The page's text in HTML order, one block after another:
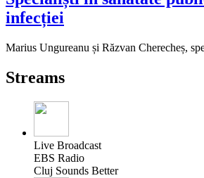
infecției
Marius Ungureanu și Răzvan Cherecheș,
Streams
Live Broadcast
EBS Radio
Cluj Sounds Better